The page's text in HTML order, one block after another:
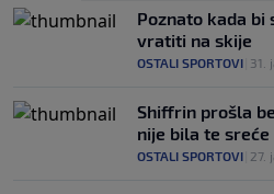
Poznato kada bi
vratiti na skije
OSTALI SPORTOVI 31.
Shiffrin prošla
nije bila te sreće
OSTALI SPORTOVI 27.